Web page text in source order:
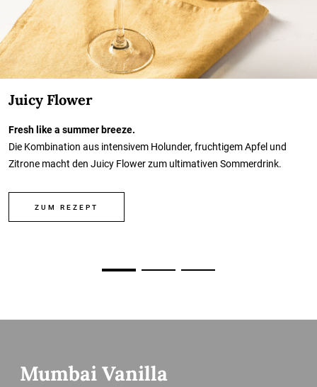
Juicy Flower
Fresh like a summer breeze.
Die Kombination aus intensivem Holunder, fruchtigem Apfel und
Zitrone macht den Juicy Flower zum ultimativen Sommerdrink.
ZUM REZEPT
Mumbai Vanilla